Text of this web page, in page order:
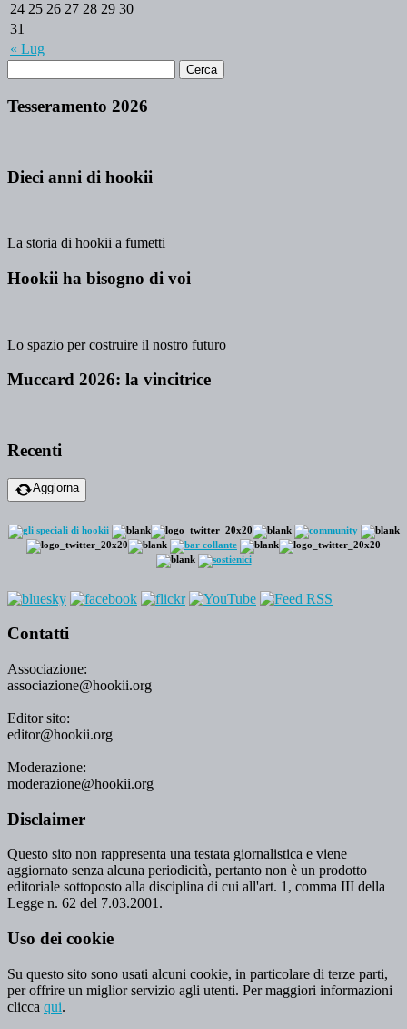
« Lug
24 25 26 27 28 29 30
31
Tesseramento 2026
Dieci anni di hookii
La storia di hookii a fumetti
Hookii ha bisogno di voi
Lo spazio per costruire il nostro futuro
Muccard 2026: la vincitrice
Recenti
Aggiorna
Contatti
Associazione:
associazione@hookii.org
Editor sito:
editor@hookii.org
Moderazione:
moderazione@hookii.org
Disclaimer
Questo sito non rappresenta una testata giornalistica e viene
aggiornato senza alcuna periodicità, pertanto non è un prodotto
editoriale sottoposto alla disciplina di cui all'art. 1, comma III della
Legge n. 62 del 7.03.2001.
Uso dei cookie
Su questo sito sono usati alcuni cookie, in particolare di terze parti,
per offrire un miglior servizio agli utenti. Per maggiori informazioni
clicca qui.